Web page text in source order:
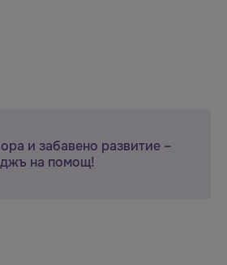
и забавено развитие –
на помощ!